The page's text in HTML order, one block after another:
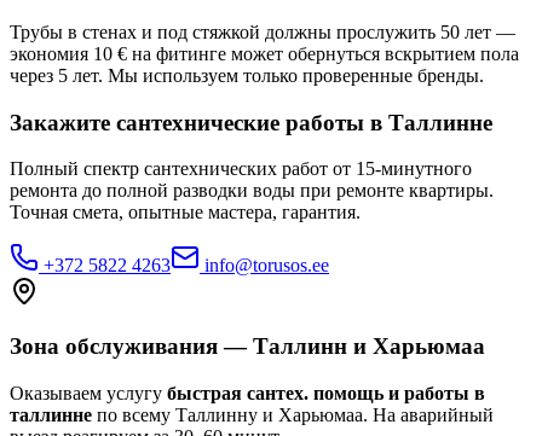
Трубы в стенах и под стяжкой должны прослужить 50 лет —
экономия 10 € на фитинге может обернуться вскрытием пола
через 5 лет. Мы используем только проверенные бренды.
Закажите сантехнические работы в Таллинне
Полный спектр сантехнических работ от 15-минутного
ремонта до полной разводки воды при ремонте квартиры.
Точная смета, опытные мастера, гарантия.
+372 5822 4263 info@torusos.ee
Зона обслуживания — Таллинн и Харьюмаа
Оказываем услугу быстрая сантех. помощь и работы в
таллинне по всему Таллинну и Харьюмаа. На аварийный